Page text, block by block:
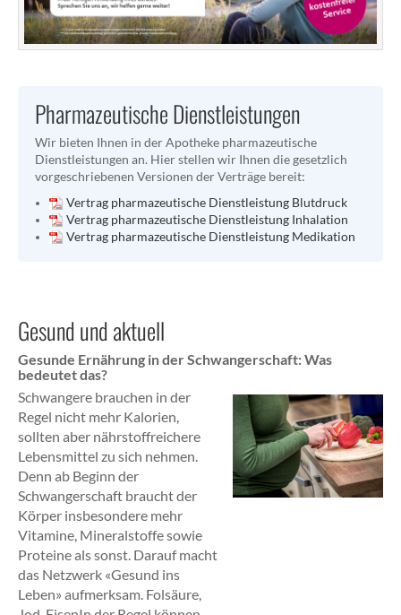
Pharmazeutische Dienstleistungen
Wir bieten Ihnen in der Apotheke pharmazeutische
Dienstleistungen an. Hier stellen wir Ihnen die gesetzlich
vorgeschriebenen Versionen der Verträge bereit:
Vertrag pharmazeutische Dienstleistung Blutdruck
Vertrag pharmazeutische Dienstleistung Inhalation
Vertrag pharmazeutische Dienstleistung Medikation
Gesund und aktuell
Gesunde Ernährung in der Schwangerschaft: Was
bedeutet das?
Schwangere brauchen in der
Regel nicht mehr Kalorien,
sollten aber nährstoffreichere
Lebensmittel zu sich nehmen.
Denn ab Beginn der
Schwangerschaft braucht der
Körper insbesondere mehr
Vitamine, Mineralstoffe sowie
Proteine als sonst. Darauf macht
das Netzwerk «Gesund ins
Leben» aufmerksam. Folsäure,